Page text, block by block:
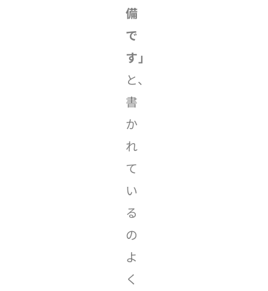
備
で
す」
と、
書
か
れ
て
い
る
の
よ
く